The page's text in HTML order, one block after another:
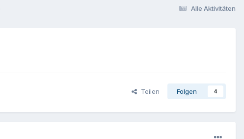
Alle Aktivitäten
Teilen Folgen 4